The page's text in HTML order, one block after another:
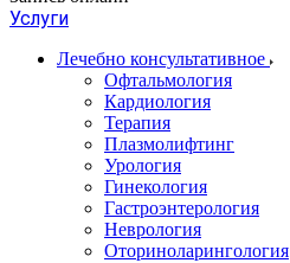
Услуги
Лечебно консультативное
Офтальмология
Кардиология
Терапия
Плазмолифтинг
Урология
Гинекология
Гастроэнтерология
Неврология
Оториноларингология